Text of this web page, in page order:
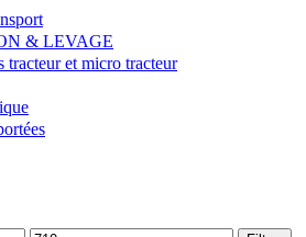
& LEVAGE
tracteur et micro tracteur